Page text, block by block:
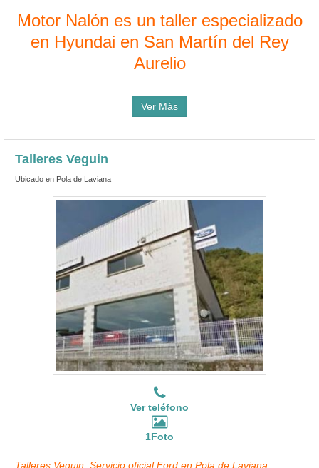
Motor Nalón es un taller especializado
en Hyundai en San Martín del Rey
Aurelio
Ver Más
Talleres Veguin
Ubicado en Pola de Laviana
Ver teléfono
1Foto
Talleres Veguin, Servicio oficial Ford en Pola de Laviana